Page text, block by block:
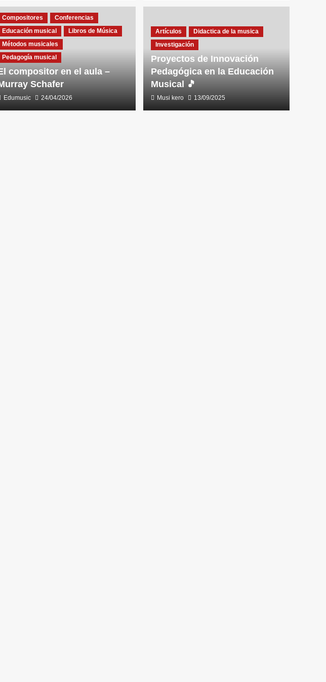
Compositores
Conferencias
Educación musical
Libros de Música
Métodos musicales
Pedagogía musical
compositor en el aula –
Schafer
Edumusic 24/04/2026
Artículos
Didactica de la musica
Investigación
Proyectos de Innovación
Pedagógica en la Educación
Musical 🎵
Musi kero 13/09/2025